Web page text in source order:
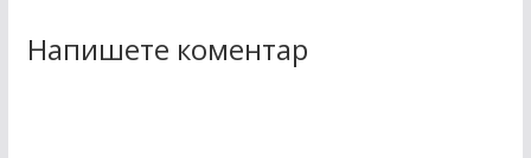
Напишете коментар